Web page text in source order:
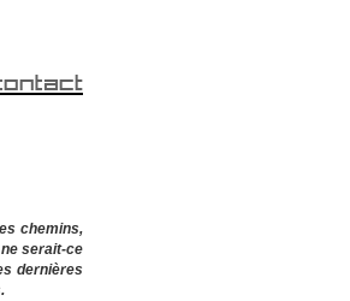
chemins,
serait-ce
dernières